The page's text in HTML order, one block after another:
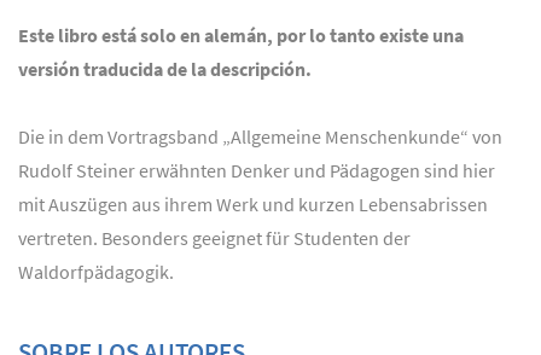
Este libro está solo en alemán, por lo tanto existe una
versión traducida de la descripción.
Die in dem Vortragsband „Allgemeine Menschenkunde“ von
Rudolf Steiner erwähnten Denker und Pädagogen sind hier
mit Auszügen aus ihrem Werk und kurzen Lebensabrissen
vertreten. Besonders geeignet für Studenten der
Waldorfpädagogik.